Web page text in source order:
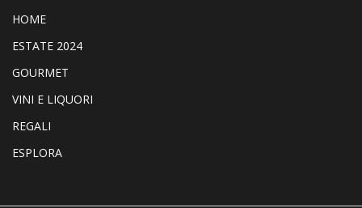
HOME
ESTATE 2024
GOURMET
VINI E LIQUORI
REGALI
ESPLORA